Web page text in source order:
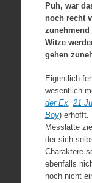
Puh, war
noch recht
zunehmend
Witze
gehen
Eigentlich
wesentlich
der Ex, 21
Boy) erhofft.
Messlatte
der sich
Charaktere
ebenfalls
noch nicht